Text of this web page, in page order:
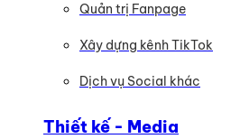
Quản trị Fanpage
Xây dựng kênh TikTok
Dịch vụ Social khác
Thiết kế - Media